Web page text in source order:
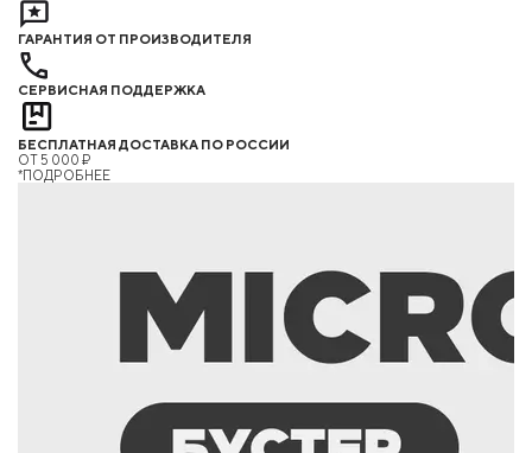
ГАРАНТИЯ ОТ ПРОИЗВОДИТЕЛЯ
СЕРВИСНАЯ ПОДДЕРЖКА
БЕСПЛАТНАЯ ДОСТАВКА ПО РОССИИ
ОТ 5 000 ₽
*ПОДРОБНЕЕ